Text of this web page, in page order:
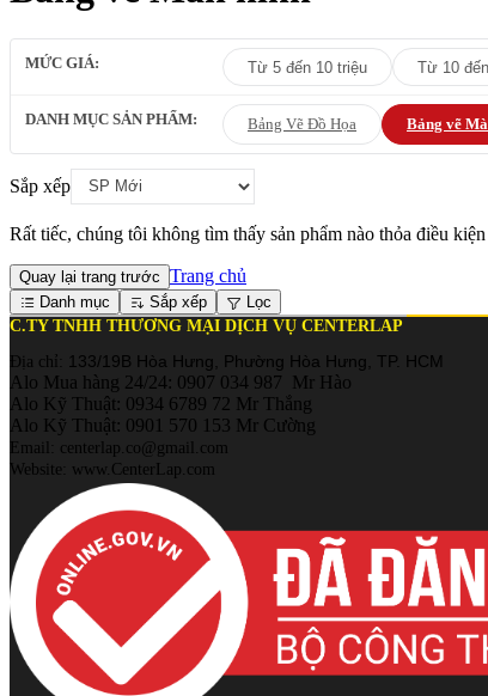
MỨC GIÁ: Từ 5 đến 10 triệu Từ 10
DANH MỤC SẢN PHẨM: Bảng Vẽ Đồ Họa Bảng vẽ
Sắp xếp
Rất tiếc, chúng tôi không tìm thấy sản phẩm nào thỏa điều
Quay lại trang trước Trang chủ
Danh mục Sắp xếp
Lọc
C.TY TNHH THƯƠNG MẠI DỊCH VỤ CENTERLAP
Địa chỉ:
133/19B Hòa Hưng, Phường Hòa Hưng, TP. HCM
Alo Mua hàng 24/24: 0907 034 987 Mr Hào
Alo Kỹ Thuật: 0934 6789 72 Mr Thắng
Alo Kỹ Thuật: 0901 570 153 Mr Cường
Email: centerlap.co@gmail.com
Website: www.CenterLap.com